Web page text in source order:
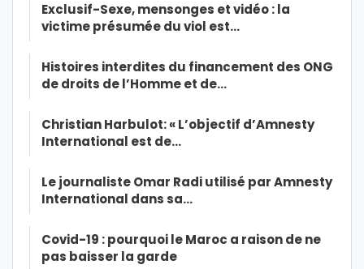
Exclusif-Sexe, mensonges et vidéo : la
victime présumée du viol est…
Histoires interdites du financement des ONG
de droits de l’Homme et de…
Christian Harbulot: « L’objectif d’Amnesty
International est de…
Le journaliste Omar Radi utilisé par Amnesty
International dans sa…
Covid-19 : pourquoi le Maroc a raison de ne
pas baisser la garde